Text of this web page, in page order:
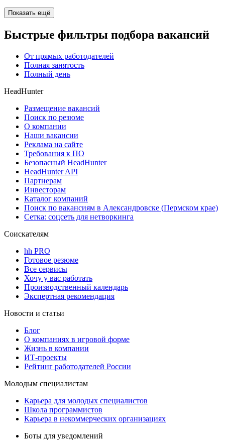
Показать ещё
Быстрые фильтры подбора вакансий
От прямых работодателей
Полная занятость
Полный день
HeadHunter
Размещение вакансий
Поиск по резюме
О компании
Наши вакансии
Реклама на сайте
Требования к ПО
Безопасный HeadHunter
HeadHunter API
Партнерам
Инвесторам
Каталог компаний
Поиск по вакансиям в Александровске (Пермском крае)
Сетка: соцсеть для нетворкинга
Соискателям
hh PRO
Готовое резюме
Все сервисы
Хочу у вас работать
Производственный календарь
Экспертная рекомендация
Новости и статьи
Блог
О компаниях в игровой форме
Жизнь в компании
ИТ-проекты
Рейтинг работодателей России
Молодым специалистам
Карьера для молодых специалистов
Школа программистов
Карьера в некоммерческих организациях
Боты для уведомлений